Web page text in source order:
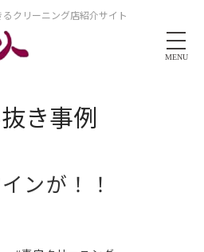
クリーニング店紹介サイト
MENU
き事例
ンが！！